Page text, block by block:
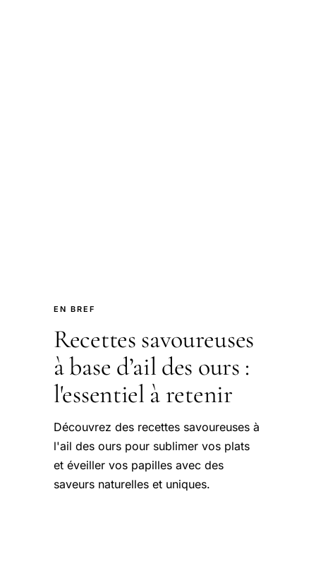
EN BREF
Recettes savoureuses
à base d’ail des ours :
l'essentiel à retenir
Découvrez des recettes savoureuses à
l'ail des ours pour sublimer vos plats
et éveiller vos papilles avec des
saveurs naturelles et uniques.